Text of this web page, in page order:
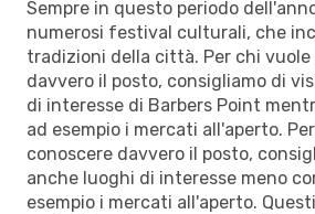
Sempre in questo periodo
numerosi festival culturali, che
tradizioni della città. Per chi vuole
davvero il posto, consigliamo di
di interesse di Barbers Point
ad esempio i mercati all'aperto.
conoscere davvero il posto,
anche luoghi di interesse meno
esempio i mercati all'aperto.